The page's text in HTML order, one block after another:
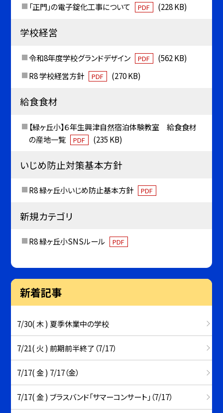
「正門」の電子錠化工事について PDF (228 KB)
学校経営
令和8年度学校グランドデザイン PDF
(562 KB)
R8 学校経営方針
PDF (270 KB)
給食食材
【緑ヶ丘小】６年生興津自然宿泊体験教室 給食食材
の産地一覧
PDF (235 KB)
いじめ防止対策基本方針
R8 緑ヶ丘小いじめ防止基本方針 PDF
新規カテゴリ
R8 緑ヶ丘小SNSルール PDF
新着記事
7/30( 木 ) 夏季休業中の学校
7/21( 火 ) 前期前半終了（7/17）
7/17( 金 ) 7/17（金）
7/17( 金 ) ブラスバンド「サマーコンサート」（7/17）